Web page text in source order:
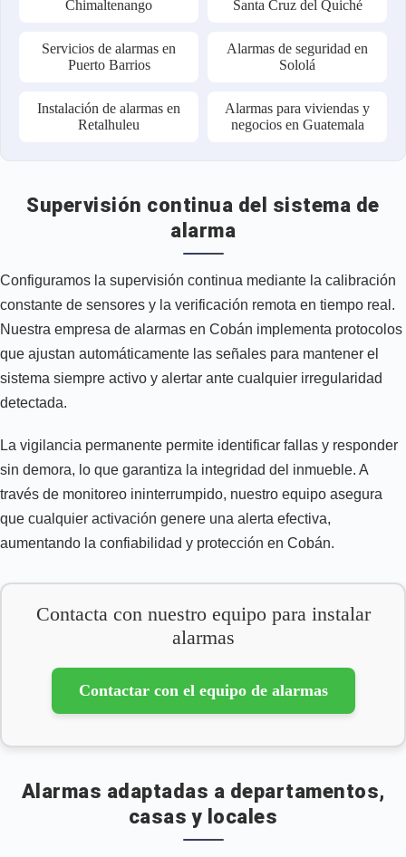
Chimaltenango Santa Cruz del Quiché
Servicios de alarmas en
Puerto Barrios
Alarmas de seguridad en
Sololá
Instalación de alarmas en
Retalhuleu
Alarmas para viviendas y
negocios en Guatemala
Supervisión continua del sistema de
alarma
Configuramos la supervisión continua mediante la calibración
constante de sensores y la verificación remota en tiempo real.
Nuestra empresa de alarmas en Cobán implementa protocolos
que ajustan automáticamente las señales para mantener el
sistema siempre activo y alertar ante cualquier irregularidad
detectada.
La vigilancia permanente permite identificar fallas y responder
sin demora, lo que garantiza la integridad del inmueble. A
través de monitoreo ininterrumpido, nuestro equipo asegura
que cualquier activación genere una alerta efectiva,
aumentando la confiabilidad y protección en Cobán.
Contacta con nuestro equipo para instalar
alarmas
Contactar con el equipo de alarmas
Alarmas adaptadas a departamentos,
casas y locales